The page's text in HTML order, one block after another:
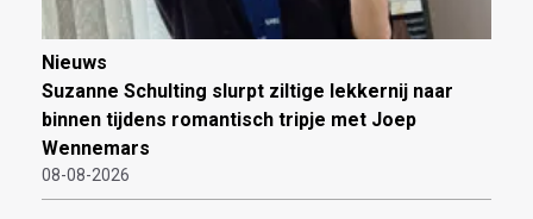
Nieuws
Suzanne Schulting slurpt ziltige lekkernij naar
binnen tijdens romantisch tripje met Joep
Wennemars
08-08-2026